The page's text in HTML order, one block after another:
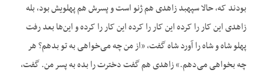
بودند که، حالا سپهبد زاهدی هم ژنو است و پسرش هم پهلویش بود، بله
زاهدی این کار را کرده این کار را کرده این کار را کرده و این‌ها بعد رفت
پهلو شاه و شاه را آورد شاه گفت، «از من چه می‌خواهی به تو بدهم؟ هر
چه بخواهی می‌دهم.» زاهدی هم گفت دخترت را بده به پسر من. گفت،